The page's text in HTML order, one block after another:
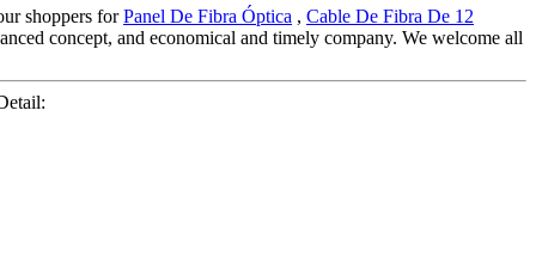
shoppers forPanel De Fibra Óptica , Cable De Fibra De 12
concept, and economical and timely company. We welcome all